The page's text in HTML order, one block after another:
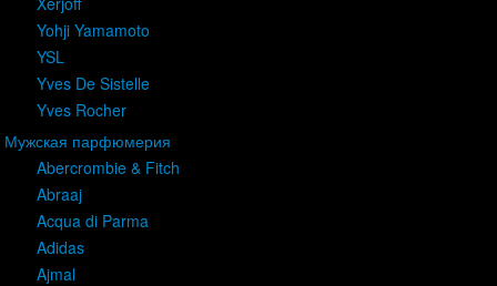
Yohji Yamamoto
YSL
Yves De Sistelle
Yves Rocher
Мужская парфюмерия
Abercrombie & Fitch
Abraaj
Acqua di Parma
Adidas
Ajmal